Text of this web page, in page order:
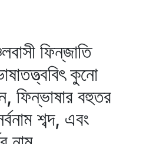
ফিন্‌জাতি
কুনো
ফিন্‌ভাষার বহুতর
শব্দ, এবং